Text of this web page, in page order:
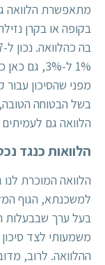
מתאפשרת הלוואה
1% ל-3%,
מפני שהסיכון
בשל הבטוחה
הלוואה גם
הלוואות כנגד
הלוואה המוכרת לנו
למשכנתא, הגוף
בעל ערך שבבעלות
משמעותי לצד
ההלוואה. לרוב,